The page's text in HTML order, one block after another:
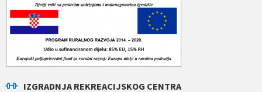
IZGRADNJA REKREACIJSKOG CENTRA